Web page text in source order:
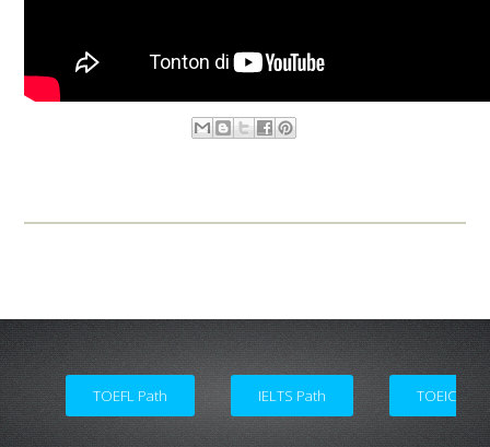
TOEFL Path IELTS Path TOEIC